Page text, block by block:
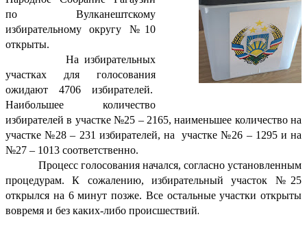
по Вулканештскому
избирательному округу №10
открыты.
На избирательных
участках для голосования
ожидают 4706 избирателей.
Наибольшее количество
избирателей в участке №25 – 2165, наименьшее количество на
участке №28 – 231 избирателей, на
участке №26 – 1295 и на
№27 – 1013 соответственно.
Процесс голосования начался, согласно установленным
процедурам. К сожалению, избирательный участок №25
открылся на 6 минут позже. Все остальные участки открыты
вовремя и без каких-либо происшествий.